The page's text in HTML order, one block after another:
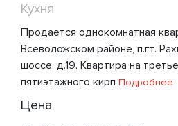
Кухня
Продается однокомнатная
Всеволожском районе, п.гт.
шоссе. д.19. Квартира на
пятиэтажного кирп Подробнее
Цена